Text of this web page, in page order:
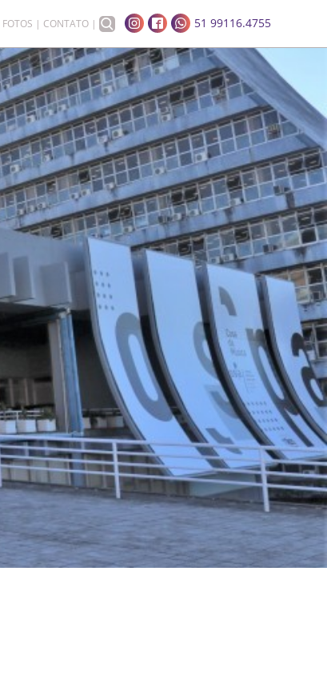
FOTOS CONTATO 51 99116.4755